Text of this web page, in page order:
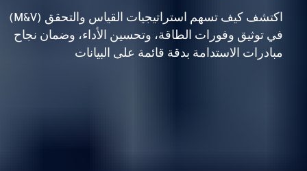
اكتشف كيف تسهم استراتيجيات القياس والتحقق (M&V)
في توثيق وفورات الطاقة، وتحسين الأداء، وضمان نجاح
مبادرات الاستدامة بدقة قائمة على البيانات